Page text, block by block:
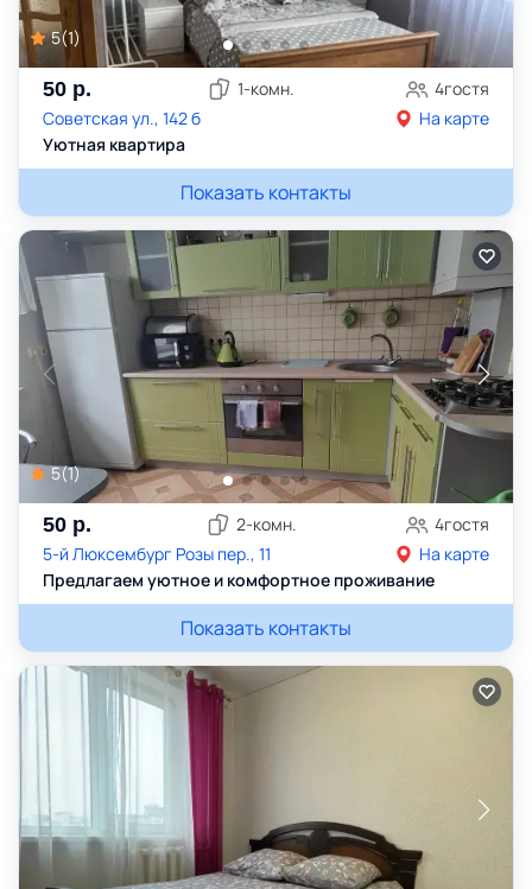
5(1)
50 р. 1-комн. 4гостя
Советская ул., 142 б
На карте
Уютная квартира
Показать контакты
5(1)
50 р. 2-комн. 4гостя
5-й Люксембург Розы пер., 11
На карте
Предлагаем уютное и комфортное проживание
Показать контакты